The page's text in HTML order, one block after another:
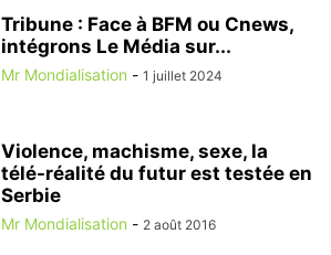
Tribune : Face à BFM ou Cnews,
intégrons Le Média sur...
Mr Mondialisation - 1 juillet 2024
Violence, machisme, sexe, la
télé-réalité du futur est testée en
Serbie
Mr Mondialisation - 2 août 2016